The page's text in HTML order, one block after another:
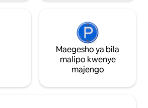
Maegesho ya bila
malipo kwenye
majengo